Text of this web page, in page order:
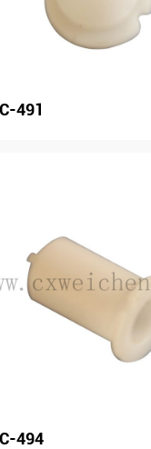
491
494